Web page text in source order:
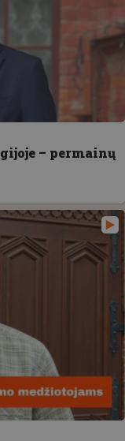
– permainų